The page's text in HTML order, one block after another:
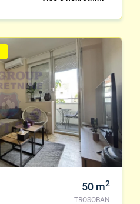
50 m2
TROSOBAN